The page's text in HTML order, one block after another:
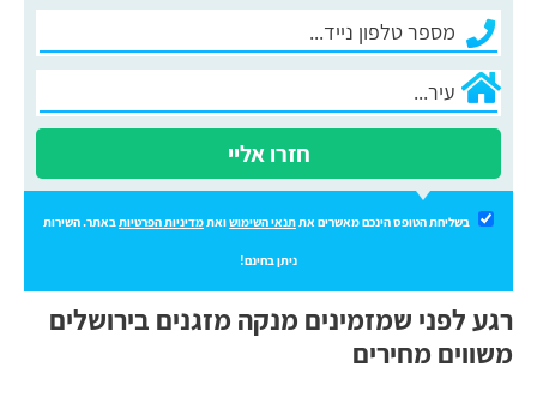
חזרו אליי
בשליחת הטופס הינכם מאשרים את תנאי השימושואת מדיניות הפרטיות באתר. השירות
ניתן בחינם!
רגע לפני שמזמינים מנקה מזגנים בירושלים
משווים מחירים